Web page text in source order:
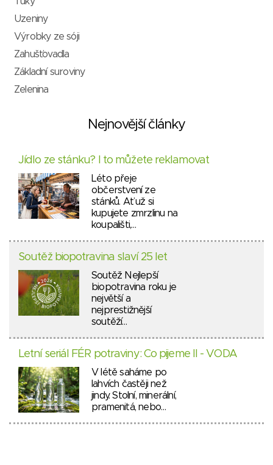
Uzeniny
Výrobky ze sóji
Zahušťovadla
Základní suroviny
Zelenina
Nejnovější články
Jídlo ze stánku? I to můžete reklamovat
Léto přeje
občerstvení ze
stánků. Ať už si
kupujete zmrzlinu na
koupališti,…
Soutěž biopotravina slaví 25 let
Soutěž Nejlepší
biopotravina roku je
největší a
nejprestižnější
soutěží…
Letní seriál FÉR potraviny: Co pijeme II - VODA
V létě saháme po
lahvích častěji než
jindy. Stolní, minerální,
pramenitá, nebo…